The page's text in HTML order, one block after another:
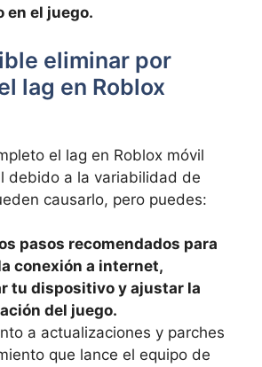
en el juego.
eliminar por
lag en Roblox⁣
el lag en Roblox‍ móvil
debido a la variabilidad de
causarlo, pero puedes:
pasos recomendados para
conexión a internet,
tu ⁣dispositivo y ‍ajustar la
del juego.
a actualizaciones ​y parches
que⁣ lance el​ equipo de